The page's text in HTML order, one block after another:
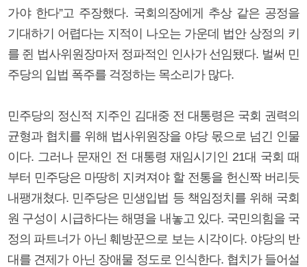
가야 한다”고 주장했다. 국회의장에게 추상 같은 공정을
기대하기 어렵다는 지적이 나오는 가운데 법안 상정의 키
를 쥔 법사위원장마저 정파적인 인사가 선임됐다. 벌써 민
주당의 입법 폭주를 걱정하는 목소리가 많다.
민주당의 정신적 지주인 김대중 전 대통령은 국회 권력의
균형과 협치를 위해 법사위원장을 야당 몫으로 넘긴 인물
이다. 그러나 문재인 전 대통령 재임시기인 21대 국회 때
부터 민주당은 마땅히 지켜져야 할 전통을 헌신짝 버리듯
내팽개쳤다. 민주당은 민생입법 등 책임정치를 위해 국회
원 구성이 시급하다는 해명을 내놓고 있다. 국민의힘을 국
정의 파트너가 아닌 훼방꾼으로 보는 시각이다. 야당의 반
대를 견제가 아닌 장애물 정도로 인식한다. 협치가 들어설